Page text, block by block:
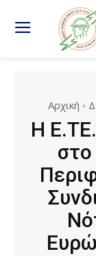
Αρχική
Η
στο